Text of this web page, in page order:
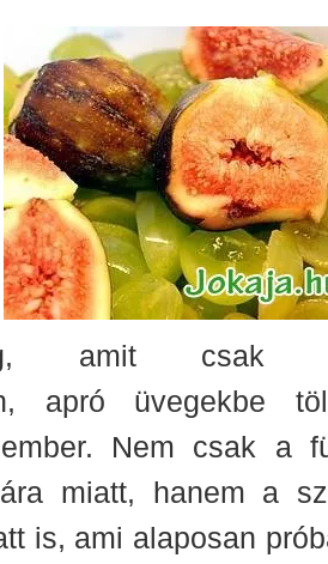
amit csak
apró üvegekbe
Nem csak a
miatt, hanem a
is, ami alaposan